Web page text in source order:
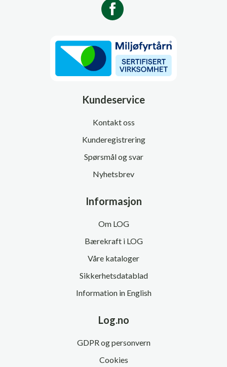
Kundeservice
Kontakt oss
Kunderegistrering
Spørsmål og svar
Nyhetsbrev
Informasjon
Om LOG
Bærekraft i LOG
Våre kataloger
Sikkerhetsdatablad
Information in English
Log.no
GDPR og personvern
Cookies